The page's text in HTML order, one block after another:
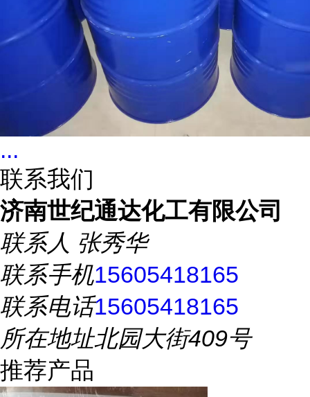
...
联系我们
济南世纪通达化工有限公司
联系人 张秀华
联系手机15605418165
联系电话15605418165
所在地址北园大街409号
推荐产品